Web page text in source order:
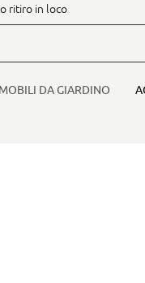
ritiro in loco
MOBILI DA GIARDINO